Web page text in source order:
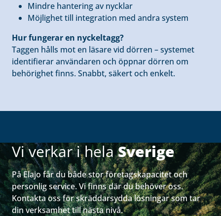
Mindre hantering av nycklar
Möjlighet till integration med andra system
Hur fungerar en nyckeltagg?
Taggen hålls mot en läsare vid dörren – systemet
identifierar användaren och öppnar dörren om
behörighet finns. Snabbt, säkert och enkelt.
Vi verkar i helaSverige
På Elajo får du både stor företagskapacitet och
personlig service. Vi finns där du behöver oss.
Kontakta oss för skräddarsydda lösningar som tar
din verksamhet till nästa nivå.